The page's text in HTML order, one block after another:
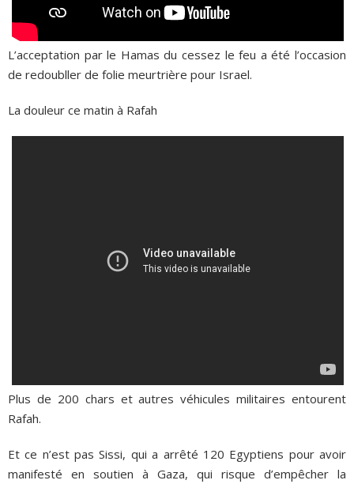
L’acceptation par le Hamas du cessez le feu a été l’occasion
de redoubller de folie meurtrière pour Israel.
La douleur ce matin à Rafah
Plus de 200 chars et autres véhicules militaires entourent
Rafah.
Et ce n’est pas Sissi, qui a arrêté 120 Egyptiens pour avoir
manifesté en soutien à Gaza, qui risque d’empêcher la